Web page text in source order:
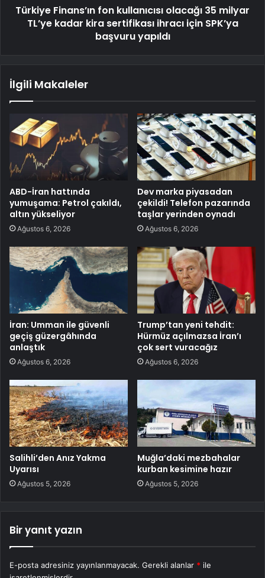
Türkiye Finans’ın fon kullanıcısı olacağı 35 milyar
TL’ye kadar kira sertifikası ihracı için SPK’ya
başvuru yapıldı
İlgili Makaleler
ABD-İran hattında
yumuşama: Petrol çakıldı,
altın yükseliyor
Ağustos 6, 2026
Dev marka piyasadan
çekildi! Telefon pazarında
taşlar yerinden oynadı
Ağustos 6, 2026
İran: Umman ile güvenli
geçiş güzergâhında
anlaştık
Ağustos 6, 2026
Trump’tan yeni tehdit:
Hürmüz açılmazsa İran’ı
çok sert vuracağız
Ağustos 6, 2026
Salihli’den Anız Yakma
Uyarısı
Ağustos 5, 2026
Muğla’daki mezbahalar
kurban kesimine hazır
Ağustos 5, 2026
Bir yanıt yazın
E-posta adresiniz yayınlanmayacak. Gerekli alanlar * ile